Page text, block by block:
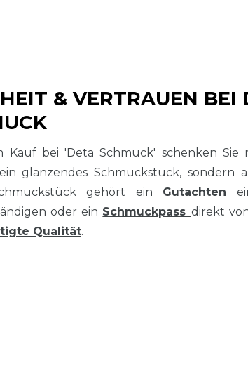
& VERTRAUEN BEI
Kauf bei 'Deta Schmuck' schenken
glänzendes Schmuckstück, sondern
gehört ein Gutachten
oder ein Schmuckpass direkt
Qualität.